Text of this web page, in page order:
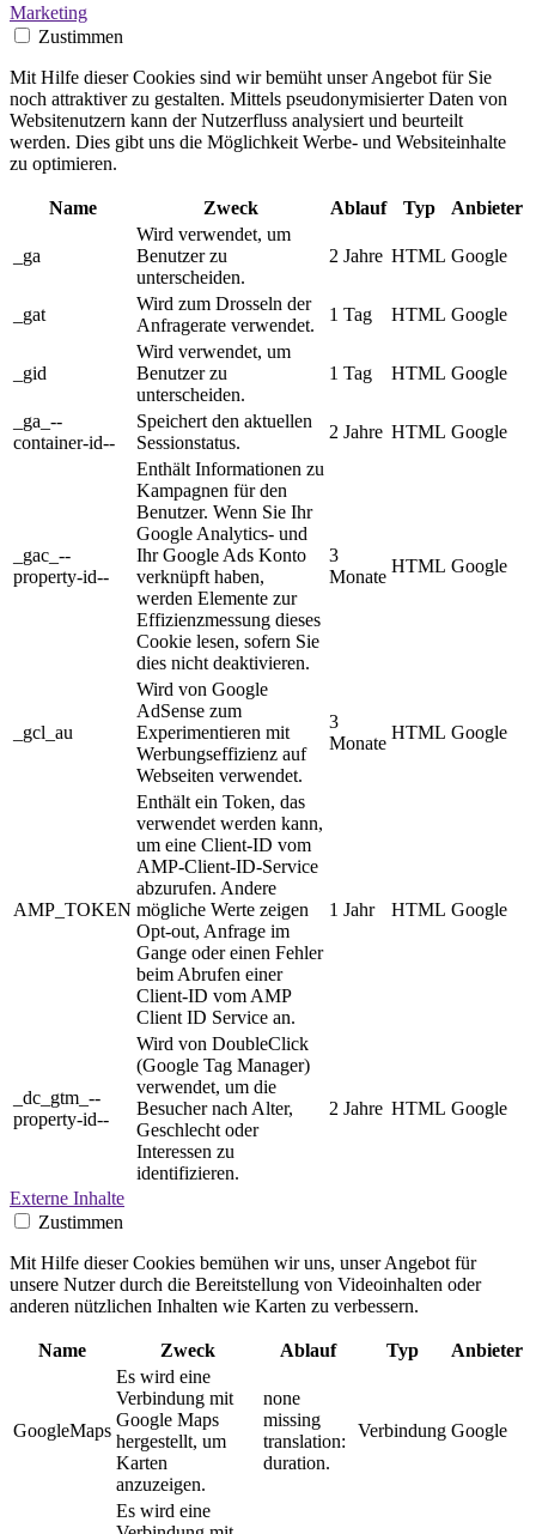
Marketing
Zustimmen
Mit Hilfe dieser Cookies sind wir bemüht unser Angebot für Sie
noch attraktiver zu gestalten. Mittels pseudonymisierter Daten von
Websitenutzern kann der Nutzerfluss analysiert und beurteilt
werden. Dies gibt uns die Möglichkeit Werbe- und Websiteinhalte
zu optimieren.
Name Zweck Ablauf Typ Anbieter
_ga
Wird verwendet, um
Benutzer zu
unterscheiden.
2 Jahre HTML Google
_gat
Wird zum Drosseln der
Anfragerate verwendet.
1 Tag HTML Google
_gid
Wird verwendet, um
Benutzer zu
unterscheiden.
1 Tag HTML Google
_ga_--
container-id--
Speichert den aktuellen
Sessionstatus.
2 Jahre HTML Google
_gac_--
property-id--
Enthält Informationen zu
Kampagnen für den
Benutzer. Wenn Sie Ihr
Google Analytics- und
Ihr Google Ads Konto
verknüpft haben,
werden Elemente zur
Effizienzmessung dieses
Cookie lesen, sofern Sie
dies nicht deaktivieren.
3
Monate
HTML Google
_gcl_au
Wird von Google
AdSense zum
Experimentieren mit
Werbungseffizienz auf
Webseiten verwendet.
3
Monate
HTML Google
AMP_TOKEN
Enthält ein Token, das
verwendet werden kann,
um eine Client-ID vom
AMP-Client-ID-Service
abzurufen. Andere
mögliche Werte zeigen
Opt-out, Anfrage im
Gange oder einen Fehler
beim Abrufen einer
Client-ID vom AMP
Client ID Service an.
1 Jahr HTML Google
_dc_gtm_--
property-id--
Wird von DoubleClick
(Google Tag Manager)
verwendet, um die
Besucher nach Alter,
Geschlecht oder
Interessen zu
identifizieren.
2 Jahre HTML Google
Externe Inhalte
Zustimmen
Mit Hilfe dieser Cookies bemühen wir uns, unser Angebot für
unsere Nutzer durch die Bereitstellung von Videoinhalten oder
anderen nützlichen Inhalten wie Karten zu verbessern.
Name Zweck Ablauf Typ Anbieter
GoogleMaps
Es wird eine
Verbindung mit
Google Maps
hergestellt, um
Karten
anzuzeigen.
none
missing
translation:
duration.
Verbindung Google
Es wird eine